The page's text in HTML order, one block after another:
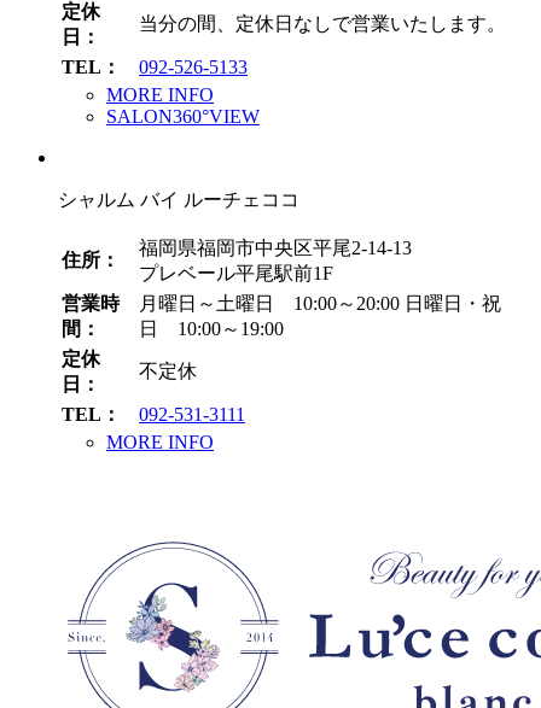
定休
日：
当分の間、定休日なしで営業いたします。
TEL：
092-526-5133
MORE INFO
SALON360°VIEW
シャルム バイ ルーチェココ
住所：
福岡県福岡市中央区平尾2-14-13
プレベール平尾駅前1F
営業時
間：
月曜日～土曜日 10:00～20:00 日曜日・祝
日 10:00～19:00
定休
日：
不定休
TEL：
092-531-3111
MORE INFO